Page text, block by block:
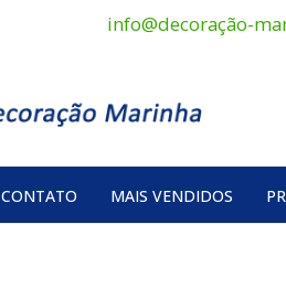
info@decoração-
CONTATO MAIS VENDIDOS